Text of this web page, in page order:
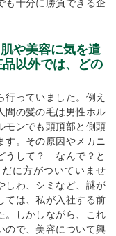
も十分に勝負できる企
や美容に気を遣
以外では、どの
っていました。例え
間の髪の毛は男性ホル
モンでも頭頂部と側頭
す。その原因やメカニ
うして？ なんで？と
に方がついていませ
しわ、シミなど、謎が
ては、私が入社する前
。しかしながら、これ
ので、美容について興